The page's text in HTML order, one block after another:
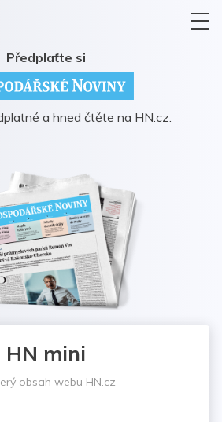
Předplaťte si
a hned čtěte na HN.cz.
HN mini
obsah webu HN.cz